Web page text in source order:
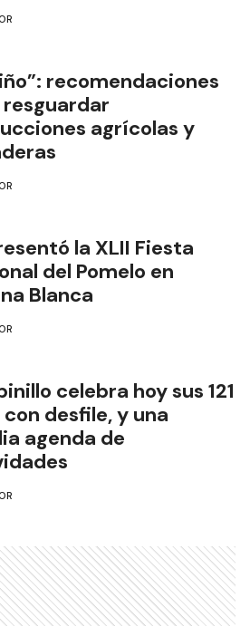
recomendaciones
agrícolas y
la XLII Fiesta
del Pomelo en
Blanca
celebra hoy sus 121
con desfile, y una
agenda de